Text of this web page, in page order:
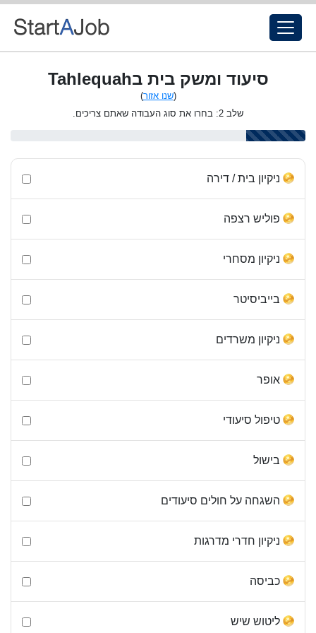
סיעוד ומשק בית בTahlequah
(שנו אזור)
שלב 2: בחרו את סוג העבודה שאתם צריכים.
ניקיון בית / דירה
פוליש רצפה
ניקיון מסחרי
בייביסיטר
ניקיון משרדים
אופר
טיפול סיעודי
בישול
השגחה על חולים סיעודים
ניקיון חדרי מדרגות
כביסה
ליטוש שיש